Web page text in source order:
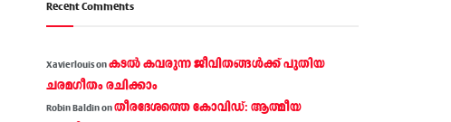
Recent Comments
Xavierlouisonകടല്‍ കവരുന്ന ജീവിതങ്ങള്‍ക്ക് പുതിയ
ചരമഗീതം രചിക്കാം
Robin Baldinonതീരദേശത്തെ കോവിഡ്: ആത്മീയ